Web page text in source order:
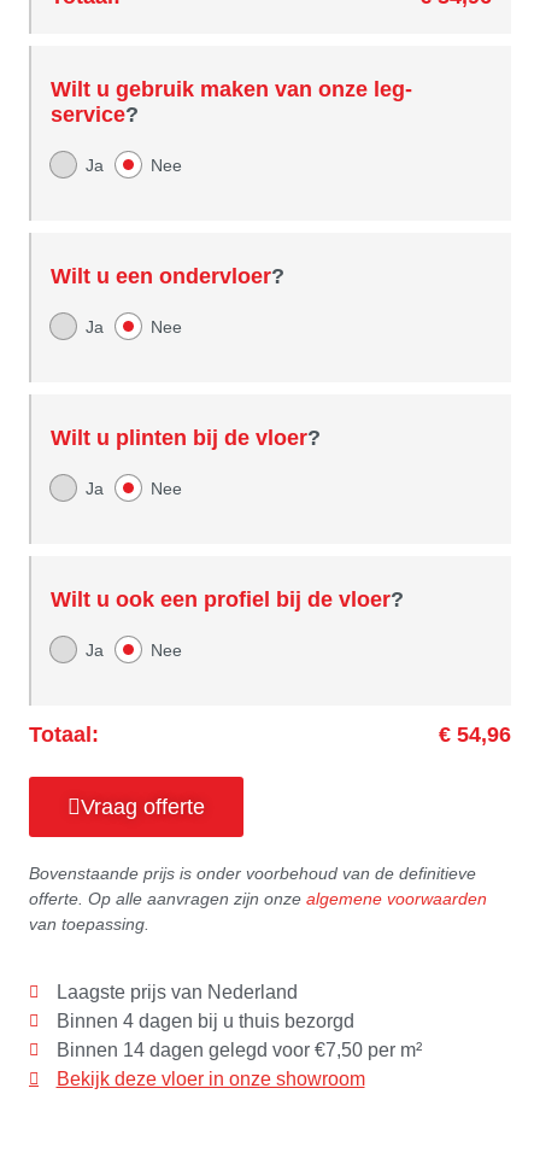
Wilt u gebruik maken van onze leg-
service?
Ja Nee
Wilt u een ondervloer?
Ja Nee
Wilt u plinten bij de vloer?
Ja Nee
Wilt u ook een profiel bij de vloer?
Ja Nee
Totaal: € 54,96
Vraag offerte
Bovenstaande prijs is onder voorbehoud van de definitieve
offerte. Op alle aanvragen zijn onze algemene voorwaarden
van toepassing.
Laagste prijs van Nederland
Binnen 4 dagen bij u thuis bezorgd
Binnen 14 dagen gelegd voor €7,50 per m²
Bekijk deze vloer in onze showroom